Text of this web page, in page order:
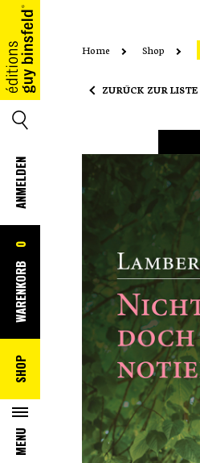
HOME
SUCHE
ANMELDEN
WARENKORB
0
SHOP
MENU
Home Shop
ZURÜCK ZUR LISTE